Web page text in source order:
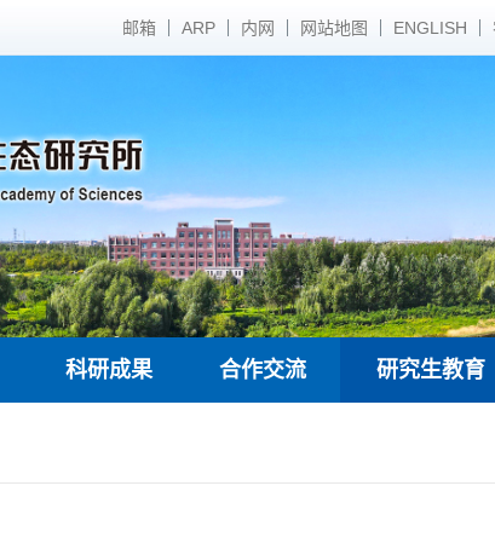
邮箱 ARP 内网 网站地图 ENGLISH
科研成果 合作交流 研究生教育